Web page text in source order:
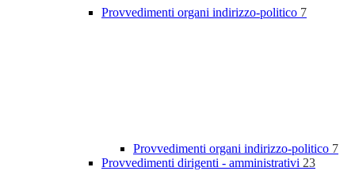
Provvedimenti organi indirizzo-politico 7
Provvedimenti organi indirizzo-politico 7
Provvedimenti dirigenti - amministrativi 23